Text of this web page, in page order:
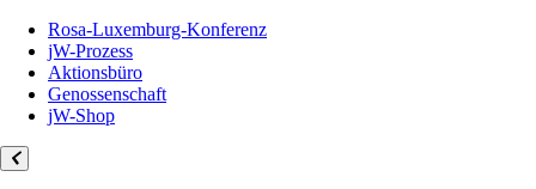
Rosa-Luxemburg-Konferenz
jW-Prozess
Aktionsbüro
Genossenschaft
jW-Shop